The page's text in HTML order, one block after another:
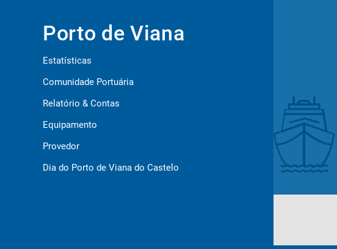
Porto de Viana
Estatísticas
Comunidade Portuária
Relatório & Contas
Equipamento
Provedor
Dia do Porto de Viana do Castelo